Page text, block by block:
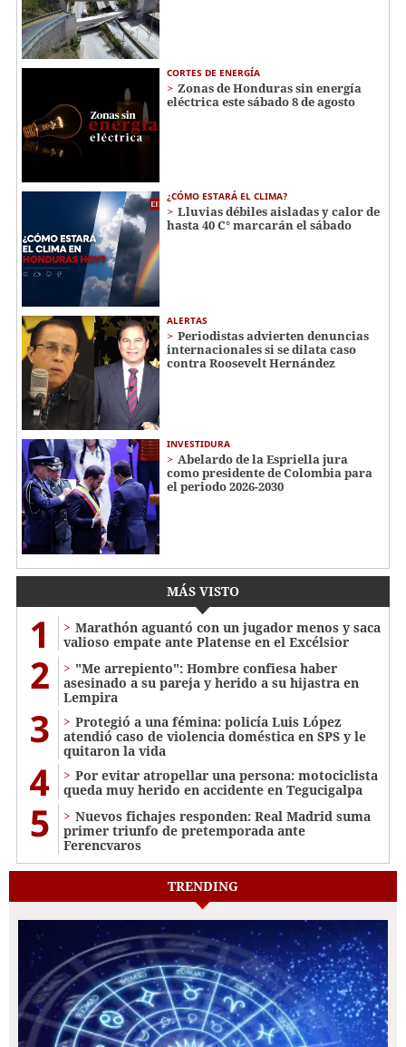
CORTES DE ENERGÍA
Zonas de Honduras sin energía
eléctrica este sábado 8 de agosto
¿CÓMO ESTARÁ EL CLIMA?
Lluvias débiles aisladas y calor de
hasta 40 C° marcarán el sábado
ALERTAS
Periodistas advierten denuncias
internacionales si se dilata caso
contra Roosevelt Hernández
INVESTIDURA
Abelardo de la Espriella jura
como presidente de Colombia para
el periodo 2026-2030
MÁS VISTO
1
Marathón aguantó con un jugador menos y saca
valioso empate ante Platense en el Excélsior
2
"Me arrepiento": Hombre confiesa haber
asesinado a su pareja y herido a su hijastra en
Lempira
3
Protegió a una fémina: policía Luis López
atendió caso de violencia doméstica en SPS y le
quitaron la vida
4
Por evitar atropellar una persona: motociclista
queda muy herido en accidente en Tegucigalpa
5
Nuevos fichajes responden: Real Madrid suma
primer triunfo de pretemporada ante
Ferencvaros
TRENDING